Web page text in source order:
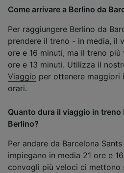
Come arrivare a Berlino da
Per raggiungere Berlino da
prendere il treno - in media, il
ore e 16 minuti, ma il treno
ore e 13 minuti. Utilizza il
Viaggio per ottenere maggiori
orari.
Quanto dura il viaggio in treno
Berlino?
Per andare da Barcelona
impiegano in media 21 ore e
convogli più veloci ci mettono